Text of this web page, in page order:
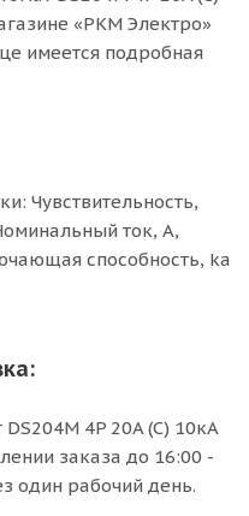
«РКМ Электро»
имеется подробная
Чувствительность,
ток, А,
способность, ka
4P 20A (C) 10кА
заказа до 16:00 -
один рабочий день.